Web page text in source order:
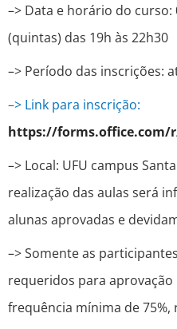
–> Data e horário do curso:
(quintas) das 19h às 22h30
–> Período das inscrições:
–> Link para inscrição:
https://forms.office.com/
–> Local: UFU campus
realização das aulas será
alunas aprovadas e
–> Somente as
requeridos para
frequência mínima de